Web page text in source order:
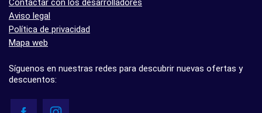
Contactar con los desarrolladores
Aviso legal
Política de privacidad
Mapa web
Síguenos en nuestras redes para descubrir nuevas ofertas y
descuentos: